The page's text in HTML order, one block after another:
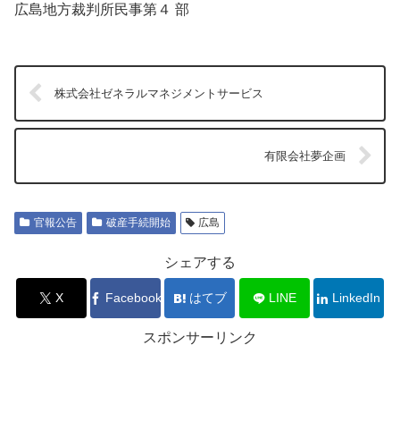
広島地方裁判所民事第４ 部
株式会社ゼネラルマネジメントサービス
有限会社夢企画
官報公告 破産手続開始 広島
シェアする
X Facebook はてブ LINE LinkedIn
スポンサーリンク